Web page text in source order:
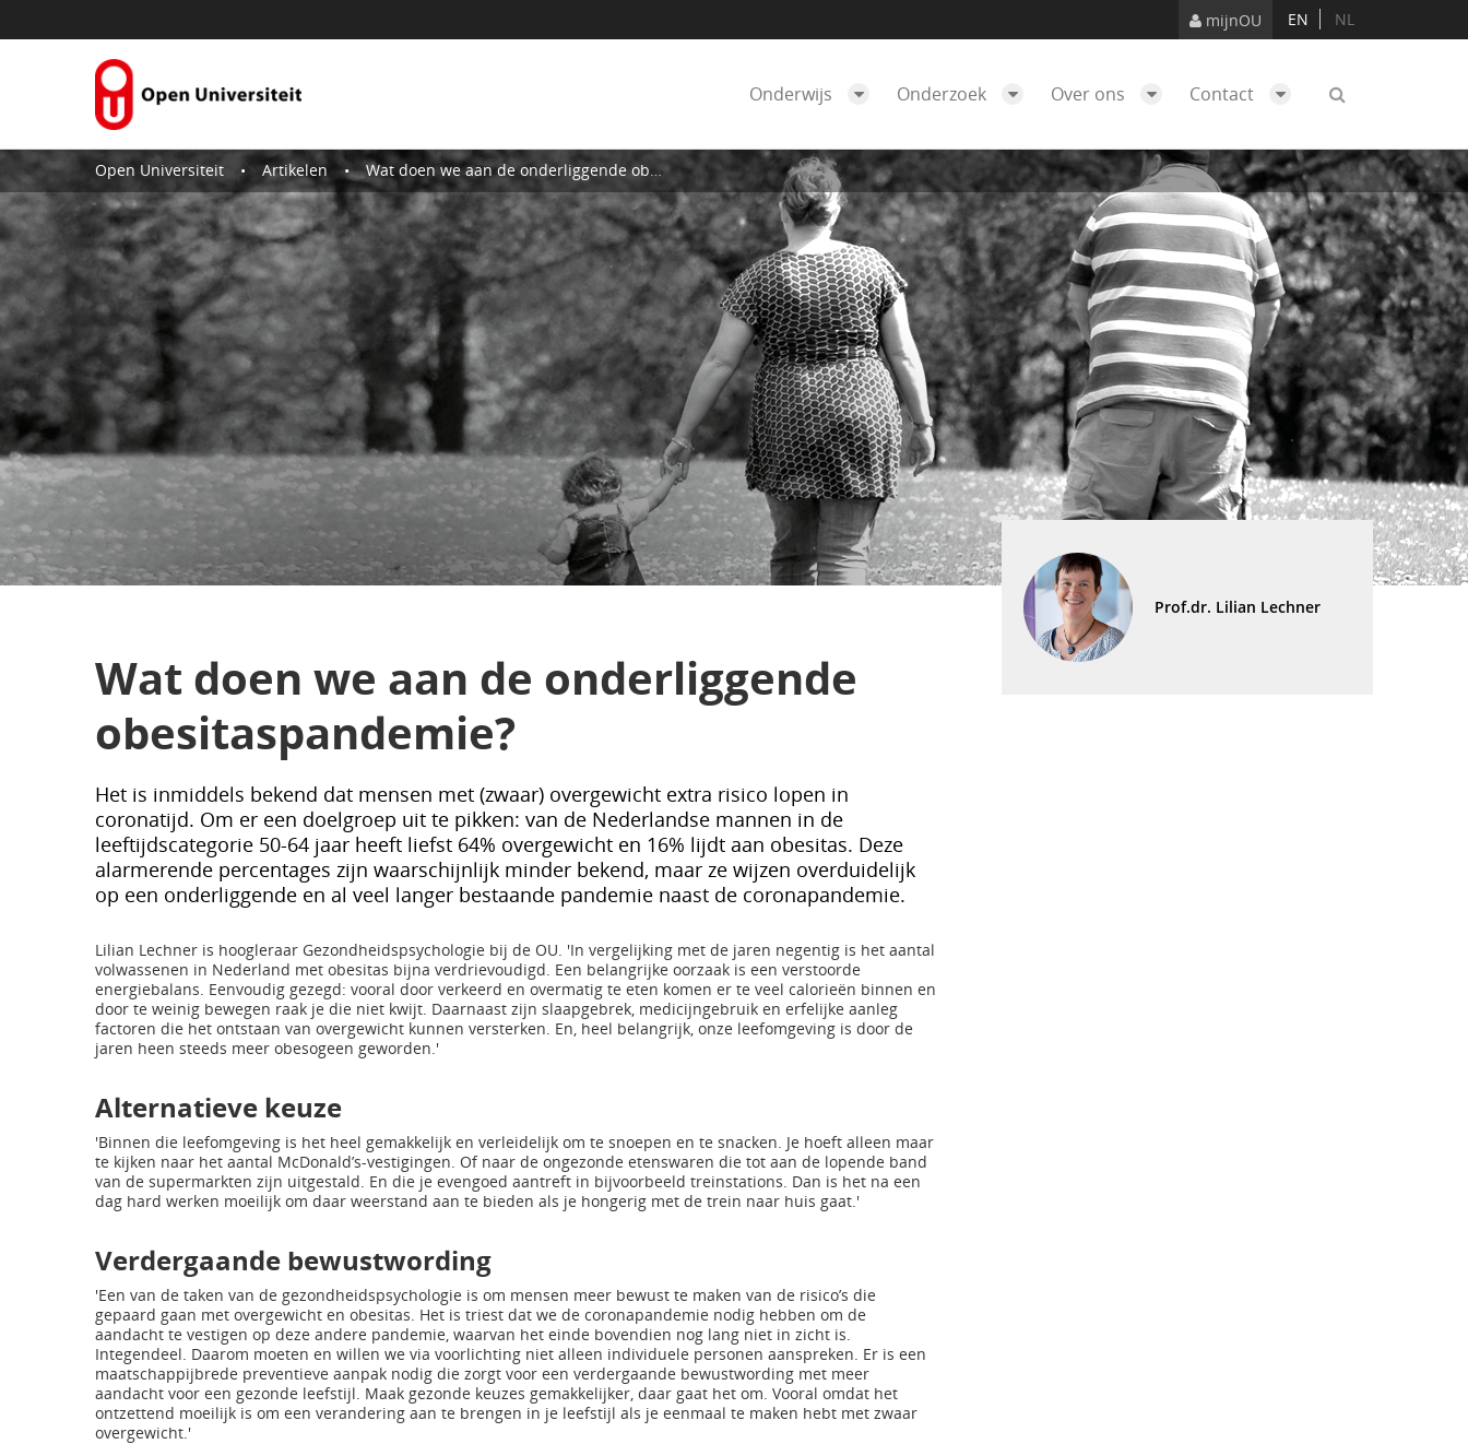
mijnOU EN NL
Onderwijs Onderzoek Over ons Contact
Open Universiteit Artikelen Wat doen we aan de onderliggende obesitaspandemie?
Wat doen we aan de onderliggende
obesitaspandemie?
Het is inmiddels bekend dat mensen met (zwaar) overgewicht extra risico lopen in
coronatijd. Om er een doelgroep uit te pikken: van de Nederlandse mannen in de
leeftijdscategorie 50-64 jaar heeft liefst 64% overgewicht en 16% lijdt aan obesitas. Deze
alarmerende percentages zijn waarschijnlijk minder bekend, maar ze wijzen overduidelijk
op een onderliggende en al veel langer bestaande pandemie naast de coronapandemie.
Lilian Lechner is hoogleraar Gezondheidspsychologie bij de OU. 'In vergelijking met de jaren negentig is het aantal
volwassenen in Nederland met obesitas bijna verdrievoudigd. Een belangrijke oorzaak is een verstoorde
energiebalans. Eenvoudig gezegd: vooral door verkeerd en overmatig te eten komen er te veel calorieën binnen en
door te weinig bewegen raak je die niet kwijt. Daarnaast zijn slaapgebrek, medicijngebruik en erfelijke aanleg
factoren die het ontstaan van overgewicht kunnen versterken. En, heel belangrijk, onze leefomgeving is door de
jaren heen steeds meer obesogeen geworden.'
Alternatieve keuze
'Binnen die leefomgeving is het heel gemakkelijk en verleidelijk om te snoepen en te snacken. Je hoeft alleen maar
te kijken naar het aantal McDonald’s-vestigingen. Of naar de ongezonde etenswaren die tot aan de lopende band
van de supermarkten zijn uitgestald. En die je evengoed aantreft in bijvoorbeeld treinstations. Dan is het na een
dag hard werken moeilijk om daar weerstand aan te bieden als je hongerig met de trein naar huis gaat.'
Verdergaande bewustwording
'Een van de taken van de gezondheidspsychologie is om mensen meer bewust te maken van de risico’s die
gepaard gaan met overgewicht en obesitas. Het is triest dat we de coronapandemie nodig hebben om de
aandacht te vestigen op deze andere pandemie, waarvan het einde bovendien nog lang niet in zicht is.
Integendeel. Daarom moeten en willen we via voorlichting niet alleen individuele personen aanspreken. Er is een
maatschappijbrede preventieve aanpak nodig die zorgt voor een verdergaande bewustwording met meer
aandacht voor een gezonde leefstijl. Maak gezonde keuzes gemakkelijker, daar gaat het om. Vooral omdat het
ontzettend moeilijk is om een verandering aan te brengen in je leefstijl als je eenmaal te maken hebt met zwaar
overgewicht.'
Prof.dr. Lilian Lechner